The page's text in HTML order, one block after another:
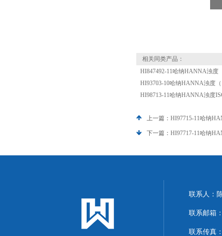
相关同类产品：
HI847492-11哈纳HANNA浊度
HI93703-10哈纳HANNA浊度
HI98713-11哈纳HANNA浊度
上一篇： HI97715-11哈纳
下一篇： HI97717-11哈纳
联系人：
联系邮箱
联系传真